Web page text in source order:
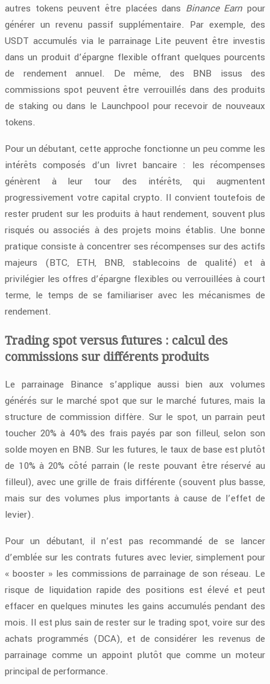
autres tokens peuvent être placées dans Binance Earn pour
générer un revenu passif supplémentaire. Par exemple, des
USDT accumulés via le parrainage Lite peuvent être investis
dans un produit d’épargne flexible offrant quelques pourcents
de rendement annuel. De même, des BNB issus des
commissions spot peuvent être verrouillés dans des produits
de staking ou dans le Launchpool pour recevoir de nouveaux
tokens.
Pour un débutant, cette approche fonctionne un peu comme les
intérêts composés d’un livret bancaire : les récompenses
génèrent à leur tour des intérêts, qui augmentent
progressivement votre capital crypto. Il convient toutefois de
rester prudent sur les produits à haut rendement, souvent plus
risqués ou associés à des projets moins établis. Une bonne
pratique consiste à concentrer ses récompenses sur des actifs
majeurs (BTC, ETH, BNB, stablecoins de qualité) et à
privilégier les offres d’épargne flexibles ou verrouillées à court
terme, le temps de se familiariser avec les mécanismes de
rendement.
Trading spot versus futures : calcul des
commissions sur différents produits
Le parrainage Binance s’applique aussi bien aux volumes
générés sur le marché spot que sur le marché futures, mais la
structure de commission diffère. Sur le spot, un parrain peut
toucher 20% à 40% des frais payés par son filleul, selon son
solde moyen en BNB. Sur les futures, le taux de base est plutôt
de 10% à 20% côté parrain (le reste pouvant être réservé au
filleul), avec une grille de frais différente (souvent plus basse,
mais sur des volumes plus importants à cause de l’effet de
levier).
Pour un débutant, il n’est pas recommandé de se lancer
d’emblée sur les contrats futures avec levier, simplement pour
« booster » les commissions de parrainage de son réseau. Le
risque de liquidation rapide des positions est élevé et peut
effacer en quelques minutes les gains accumulés pendant des
mois. Il est plus sain de rester sur le trading spot, voire sur des
achats programmés (DCA), et de considérer les revenus de
parrainage comme un appoint plutôt que comme un moteur
principal de performance.